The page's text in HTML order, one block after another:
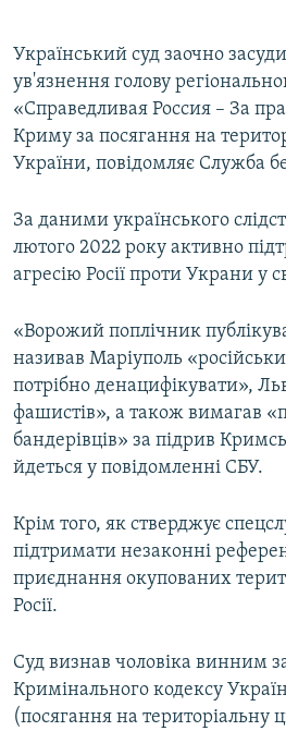
Український суд заочно
ув'язнення голову
«Справедливая Россия – За
Криму за посягання на
України, повідомляє Служба
За даними українського
лютого 2022 року активно
агресію Росії проти Украни у
«Ворожий поплічник
називав Маріуполь
потрібно денацифікувати»,
фашистів», а також вимагав
бандерівців» за підрив
йдеться у повідомленні СБУ.
Крім того, як стверджує
підтримати незаконні
приєднання окупованих
Росії.
Суд визнав чоловіка винним
Кримінального кодексу
(посягання на територіальну